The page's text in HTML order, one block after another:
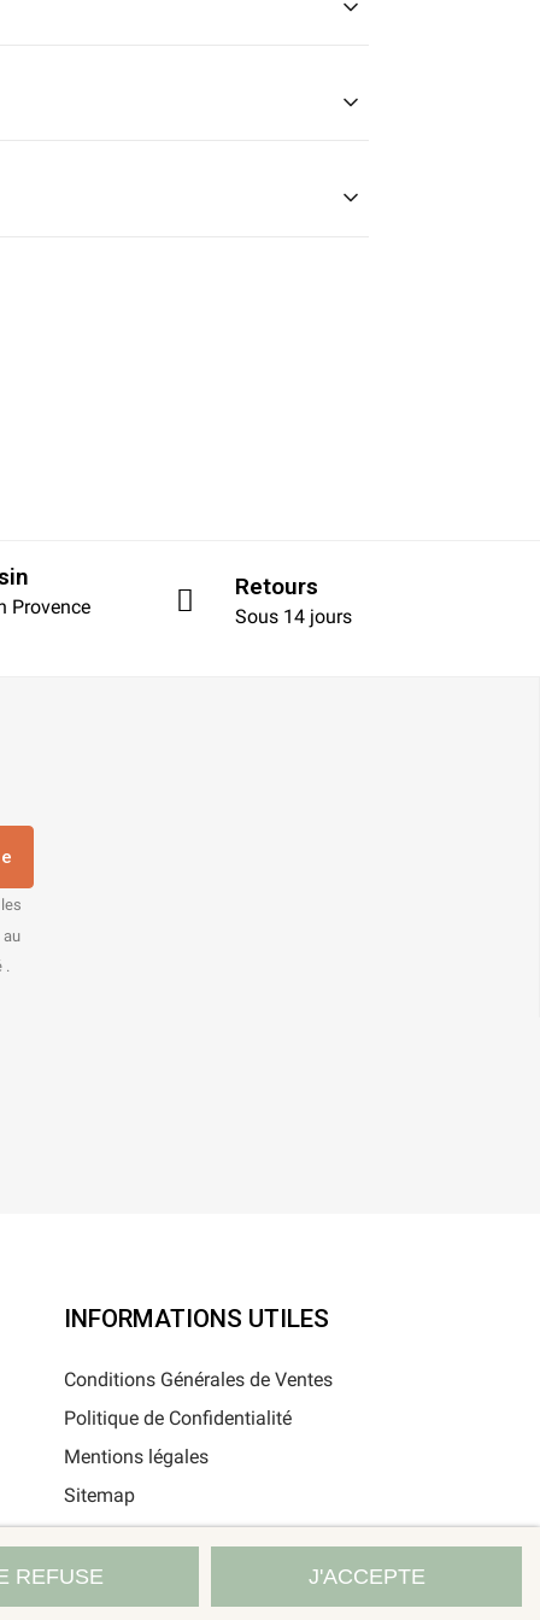
Provence
Retours
Sous 14 jours
au
.
REFUSE J'ACCEPTE
INFORMATIONS UTILES
Conditions Générales de Ventes
Politique de Confidentialité
Mentions légales
Sitemap